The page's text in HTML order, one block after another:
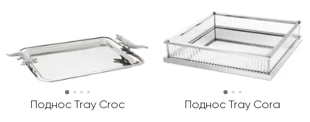
Поднос Tray Croc Поднос Tray Cora